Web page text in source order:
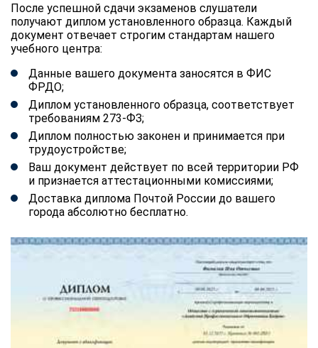
После успешной сдачи экзаменов слушатели
получают диплом установленного образца. Каждый
документ отвечает строгим стандартам нашего
учебного центра:
Данные вашего документа заносятся в ФИС
ФРДО;
Диплом установленного образца, соответствует
требованиям 273-ФЗ;
Диплом полностью законен и принимается при
трудоустройстве;
Ваш документ действует по всей территории РФ
и признается аттестационными комиссиями;
Доставка диплома Почтой России до вашего
города абсолютно бесплатно.